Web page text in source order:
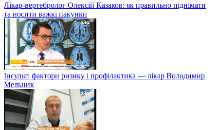
Лікар-вертебролог Олексій Казаков: як правильно піднімати
та носити важкі пакунки
Інсульт: фактори ризику і профілактика — лікар Володимир
Мельник